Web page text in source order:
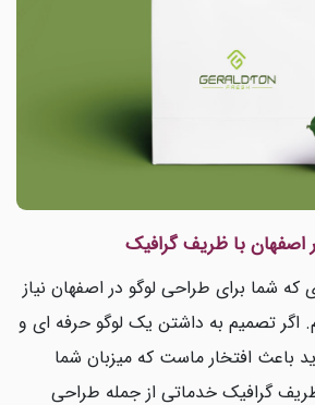
اصفهان با ظریف گرافیک
که شما برای طراحی لوگو در اصفهان نیاز
اگر تصمیم به داشتن یک لوگو حرفه ای و
باعث افتخار ماست که میزبان شما
گرافیک خدماتی از جمله طراحی